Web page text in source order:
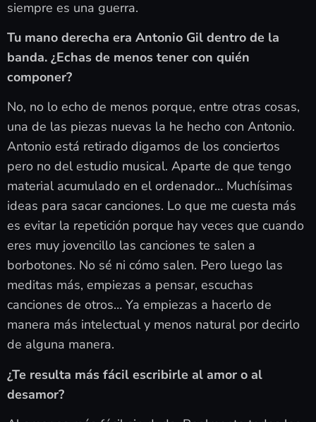
siempre es una guerra.
Tu mano derecha era Antonio Gil dentro de la
banda. ¿Echas de menos tener con quién
componer?
No, no lo echo de menos porque, entre otras cosas,
una de las piezas nuevas la he hecho con Antonio.
Antonio está retirado digamos de los conciertos
pero no del estudio musical. Aparte de que tengo
material acumulado en el ordenador… Muchísimas
ideas para sacar canciones. Lo que me cuesta más
es evitar la repetición porque hay veces que cuando
eres muy jovencillo las canciones te salen a
borbotones. No sé ni cómo salen. Pero luego las
meditas más, empiezas a pensar, escuchas
canciones de otros… Ya empiezas a hacerlo de
manera más intelectual y menos natural por decirlo
de alguna manera.
¿Te resulta más fácil escribirle al amor o al
desamor?